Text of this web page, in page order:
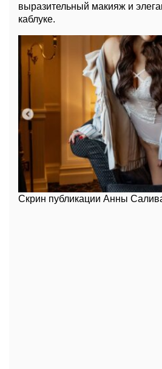
выразительный макияж и
каблуке.
Скрин публикации Анны